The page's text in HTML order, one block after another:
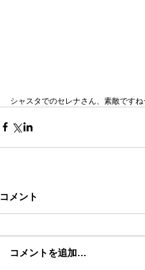
シャスタでのセレナさん、素敵です
コメント
コメントを追加…